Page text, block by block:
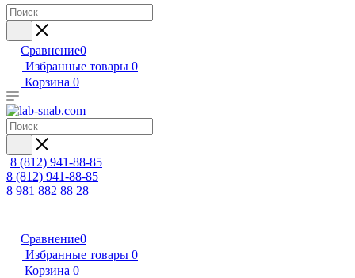
Сравнение0
Избранные товары 0
Корзина 0
8 (812) 941-88-85
8 (812) 941-88-85
8 981 882 88 28
Сравнение0
Избранные товары 0
Корзина 0